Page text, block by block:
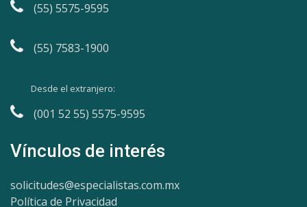
(55) 5575-9595
(55) 7583-1900
Desde el extranjero:
(001 52 55) 5575-9595
Vínculos de interés
solicitudes@especialistas.com.mx
Política de Privacidad